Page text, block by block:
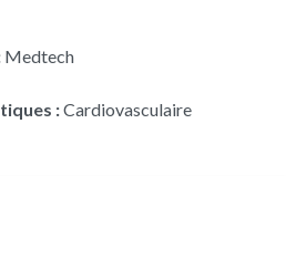
Medtech
:Cardiovasculaire